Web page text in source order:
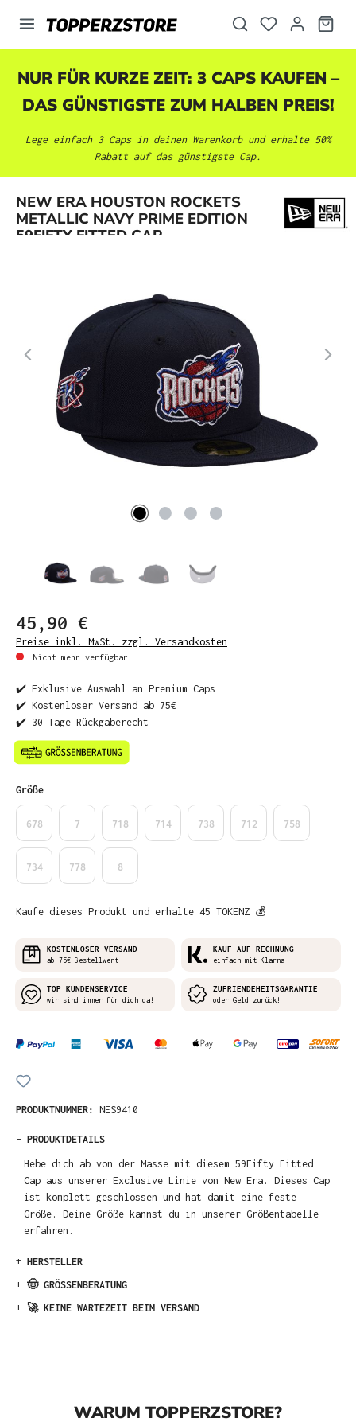
springen
NUR FÜR KURZE ZEIT: 3 CAPS KAUFEN –
DAS GÜNSTIGSTE ZUM HALBEN PREIS!
Lege einfach 3 Caps in deinen Warenkorb und erhalte 50%
Rabatt auf das günstigste Cap.
NEW ERA HOUSTON ROCKETS
METALLIC NAVY PRIME EDITION
59FIFTY FITTED CAP
Bildergalerie überspringen
45,90 €
Preise inkl. MwSt. zzgl. Versandkosten
Nicht mehr verfügbar
✔️ Exklusive Auswahl an Premium Caps
✔️ Kostenloser Versand ab 75€
✔️ 30 Tage Rückgaberecht
Größeauswählen
678 7 718 714 738 712 758
734 778 8
Kaufe dieses Produkt und erhalte 45 TOKENZ 💰
KOSTENLOSER VERSAND
ab 75€ Bestellwert
KAUF AUF RECHNUNG
einfach mit Klarna
TOP KUNDENSERVICE
wir sind immer für dich da!
ZUFRIENDEHEITSGARANTIE
oder Geld zurück!
PRODUKTNUMMER: NES9410
- PRODUKTDETAILS
Hebe dich ab von der Masse mit diesem 59Fifty Fitted
Cap aus unserer Exclusive Linie von New Era. Dieses Cap
ist komplett geschlossen und hat damit eine feste
Größe. Deine Größe kannst du in unserer Größentabelle
erfahren.
+ HERSTELLER
+ 🤠 GRÖSSENBERATUNG
+ 🚀 KEINE WARTEZEIT BEIM VERSAND
WARUM TOPPERZSTORE?